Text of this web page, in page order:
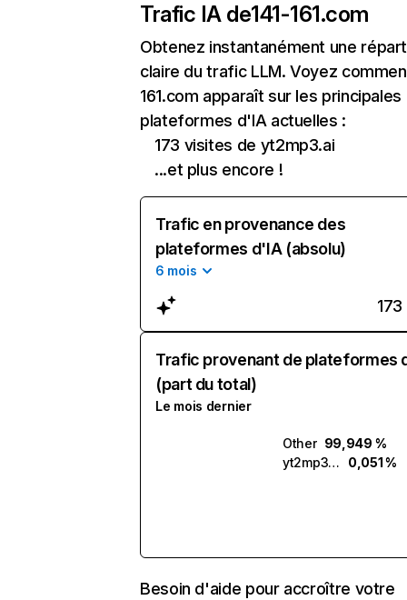
Trafic IA de141-161.com
Obtenez instantanément une
claire du trafic LLM. Voyez
161.com apparaît sur les principales
plateformes d'IA actuelles :
173 visites de yt2mp3.ai
...et plus encore !
Trafic en provenance des
plateformes d'IA (absolu)
6 mois
173
Trafic provenant de plateformes
(part du total)
Le mois dernier
Other 99,949 %
yt2mp3.ai
0,051 %
Besoin d'aide pour accroître votre